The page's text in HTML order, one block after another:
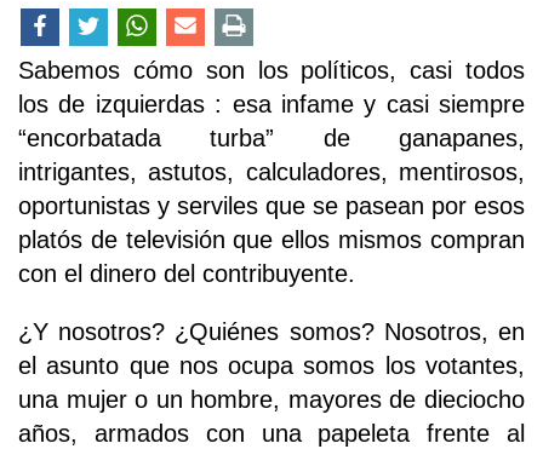
Sabemos cómo son los políticos, casi todos
los de izquierdas : esa infame y casi siempre
“encorbatada turba” de ganapanes,
intrigantes, astutos, calculadores, mentirosos,
oportunistas y serviles que se pasean por esos
platós de televisión que ellos mismos compran
con el dinero del contribuyente.
¿Y nosotros? ¿Quiénes somos? Nosotros, en
el asunto que nos ocupa somos los votantes,
una mujer o un hombre, mayores de dieciocho
años, armados con una papeleta frente al